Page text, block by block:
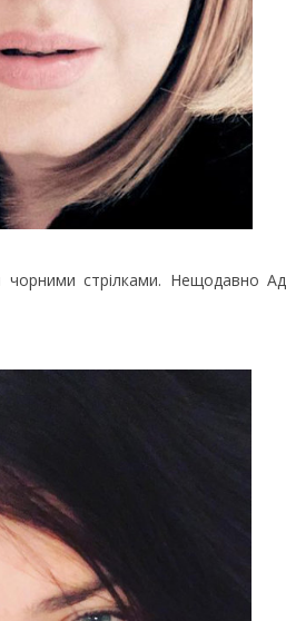
стрілками. Нещодавно